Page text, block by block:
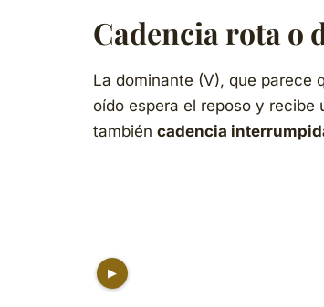
Cadencia rota o
La dominante (V), que parece
oído espera el reposo y recibe
también cadencia
▶